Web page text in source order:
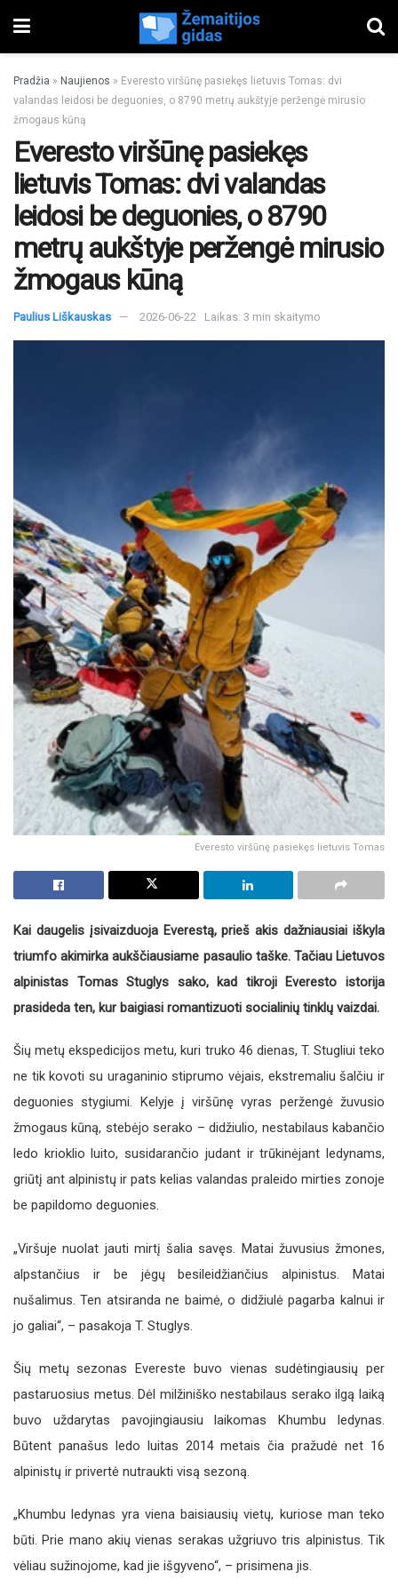
Pradžia » Naujienos » Everesto viršūnę pasiekęs lietuvis Tomas: dvi
valandas leidosi be deguonies, o 8790 metrų aukštyje peržengė mirusio
žmogaus kūną
Everesto viršūnę pasiekęs
lietuvis Tomas: dvi valandas
leidosi be deguonies, o 8790
metrų aukštyje peržengė mirusio
žmogaus kūną
Paulius Liškauskas 2026-06-22 Laikas: 3 min skaitymo
Everesto viršūnę pasiekęs lietuvis Tomas
Kai daugelis įsivaizduoja Everestą, prieš akis dažniausiai iškyla
triumfo akimirka aukščiausiame pasaulio taške. Tačiau Lietuvos
alpinistas Tomas Stuglys sako, kad tikroji Everesto istorija
prasideda ten, kur baigiasi romantizuoti socialinių tinklų vaizdai.
Šių metų ekspedicijos metu, kuri truko 46 dienas, T. Stugliui teko
ne tik kovoti su uraganinio stiprumo vėjais, ekstremaliu šalčiu ir
deguonies stygiumi. Kelyje į viršūnę vyras peržengė žuvusio
žmogaus kūną, stebėjo serako – didžiulio, nestabilaus kabančio
ledo krioklio luito, susidarančio judant ir trūkinėjant ledynams,
griūtį ant alpinistų ir pats kelias valandas praleido mirties zonoje
be papildomo deguonies.
„Viršuje nuolat jauti mirtį šalia savęs. Matai žuvusius žmones,
alpstančius ir be jėgų besileidžiančius alpinistus. Matai
nušalimus. Ten atsiranda ne baimė, o didžiulė pagarba kalnui ir
jo galiai“, – pasakoja T. Stuglys.
Šių metų sezonas Evereste buvo vienas sudėtingiausių per
pastaruosius metus. Dėl milžiniško nestabilaus serako ilgą laiką
buvo uždarytas pavojingiausiu laikomas Khumbu ledynas.
Būtent panašus ledo luitas 2014 metais čia pražudė net 16
alpinistų ir privertė nutraukti visą sezoną.
„Khumbu ledynas yra viena baisiausių vietų, kuriose man teko
būti. Prie mano akių vienas serakas užgriuvo tris alpinistus. Tik
vėliau sužinojome, kad jie išgyveno“, – prisimena jis.